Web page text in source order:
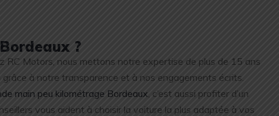
?
RC Motors, nous mettons notre expertise de plus de 15 ans
à notre transparence et à nos engagements écrits.
main peu kilométrage Bordeaux , c’est aussi profiter d’un
vous aident à choisir la voiture la plus adaptée à vos